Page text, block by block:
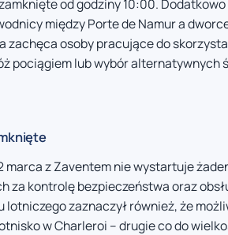
od godziny 10:00. Dodatkowo
między Porte de Namur a
osoby pracujące do
pociągiem lub wybór alternatywnych
marca z Zaventem nie wystartuje
za kontrolę bezpieczeństwa oraz
zaznaczył również, że
w Charleroi – drugie co do